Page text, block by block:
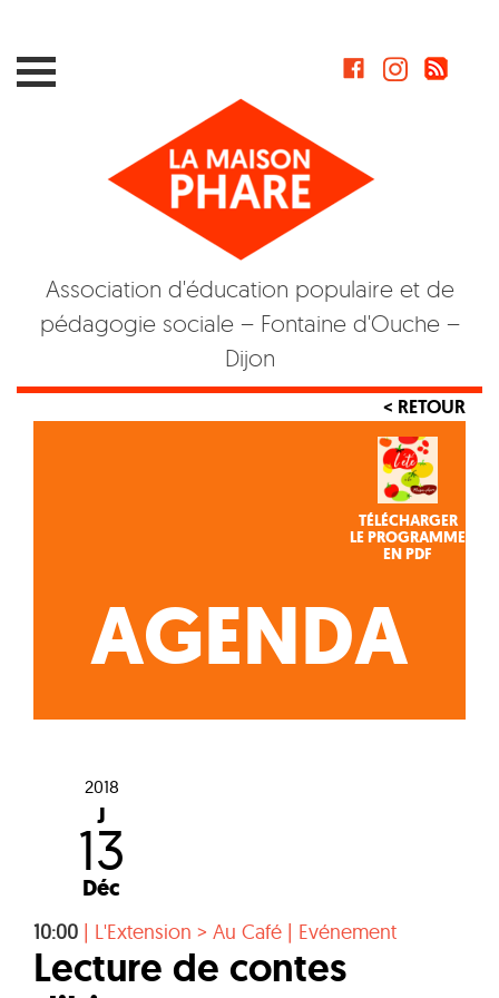
Association d'éducation populaire et de
pédagogie sociale – Fontaine d'Ouche –
Dijon
< RETOUR
TÉLÉCHARGER
LE PROGRAMME
EN PDF
AGENDA
2018
J
13
Déc
10:00 | L'Extension > Au Café | Evénement
Lecture de contes